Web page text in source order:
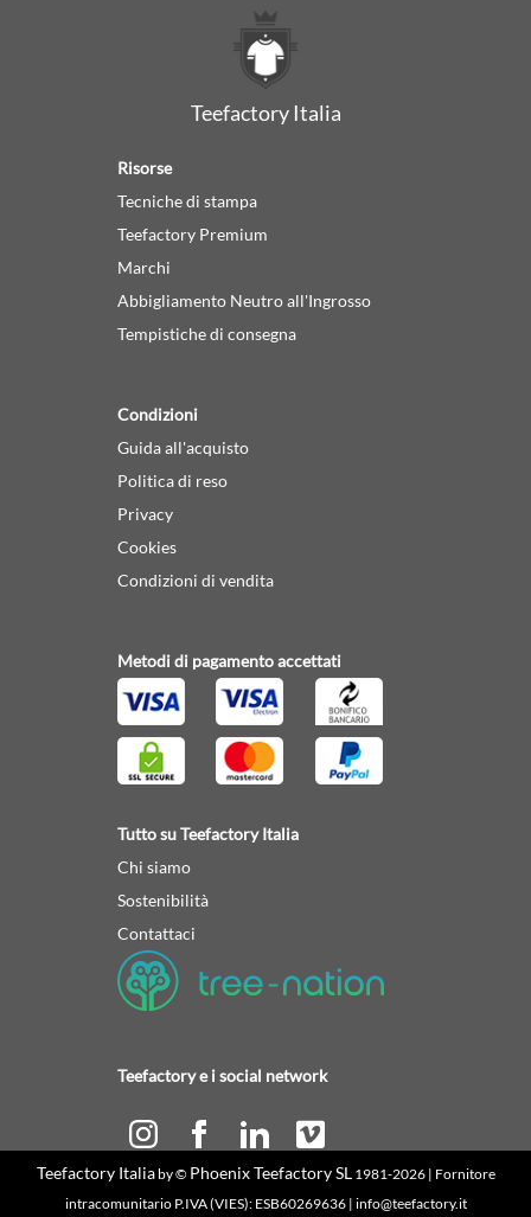
Calcola il tuo preventivo
Teefactory Italia
Risorse
Tecniche di stampa
Teefactory Premium
Marchi
Abbigliamento Neutro all'Ingrosso
Tempistiche di consegna
Condizioni
Guida all'acquisto
Politica di reso
Privacy
Cookies
Condizioni di vendita
Metodi di pagamento accettati
Tutto su Teefactory Italia
Chi siamo
Sostenibilità
Contattaci
Teefactory e i social network
Teefactory Italiaby © Phoenix Teefactory SL1981-2026 | Fornitore
intracomunitario P.IVA (VIES): ESB60269636 | info@teefactory.it